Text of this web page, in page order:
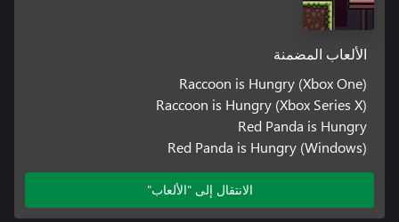
الألعاب المضمنة
Raccoon is Hungry (Xbox One)
Raccoon is Hungry (Xbox Series X)
Red Panda is Hungry
Red Panda is Hungry (Windows)
الانتقال إلى "الألعاب"